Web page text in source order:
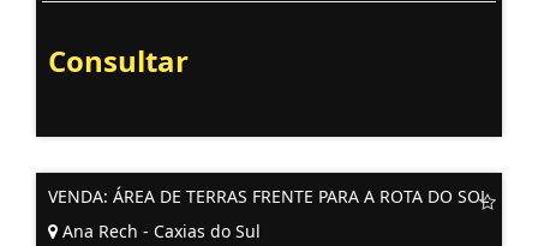
Consultar
VENDA: ÁREA DE TERRAS FRENTE PARA A ROTA DO SOL
Ana Rech - Caxias do Sul